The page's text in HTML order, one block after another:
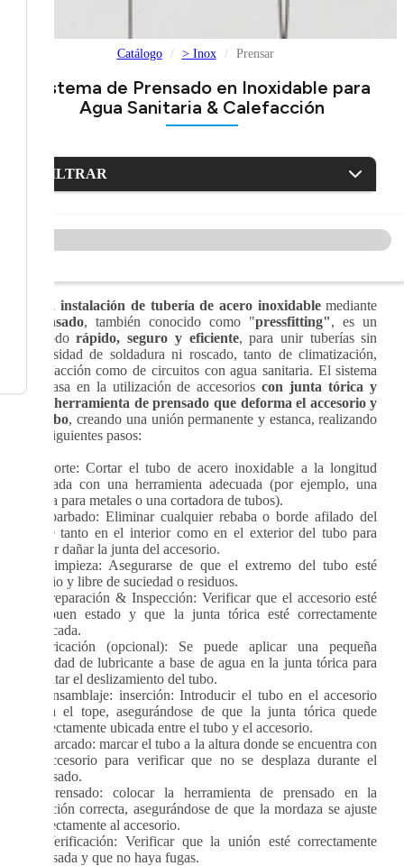
Catálogo > Inox Prensar
Sistema de Prensado en Inoxidable para
Agua Sanitaria & Calefacción
FILTRAR
Lainstalación de tubería de acero inoxidablemediante
prensado, también conocido como "pressfitting", es un
métodorápido, seguro y eficiente, para unir tuberías sin
necesidad de soldadura ni roscado, tanto de climatización,
calefacción como de circuitos con agua sanitaria. El sistema
se basa en la utilización de accesorios con junta tórica y
una herramienta de prensado que deforma el accesorio y
el tubo, creando una unión permanente y estanca, realizando
los siguientes pasos:
. Corte: Cortar el tubo de acero inoxidable a la longitud
deseada con una herramienta adecuada (por ejemplo, una
sierra para metales o una cortadora de tubos).
Desbarbado: Eliminar cualquier rebaba o borde afilado del
corte tanto en el interior como en el exterior del tubo para
evitar dañar la junta del accesorio.
. Limpieza: Asegurarse de que el extremo del tubo esté
limpio y libre de suciedad o residuos.
. Preparación & Inspección: Verificar que el accesorio esté
en buen estado y que la junta tórica esté correctamente
colocada.
Lubricación (opcional): Se puede aplicar una pequeña
cantidad de lubricante a base de agua en la junta tórica para
facilitar el deslizamiento del tubo.
. Ensamblaje: inserción: Introducir el tubo en el accesorio
hasta el tope, asegurándose de que la junta tórica quede
correctamente ubicada entre el tubo y el accesorio.
. Marcado: marcar el tubo a la altura donde se encuentra con
el accesorio para verificar que no se desplaza durante el
prensado.
. Prensado: colocar la herramienta de prensado en la
posición correcta, asegurándose de que la mordaza se ajuste
correctamente al accesorio.
. Verificación: Verificar que la unión esté correctamente
prensada y que no haya fugas.